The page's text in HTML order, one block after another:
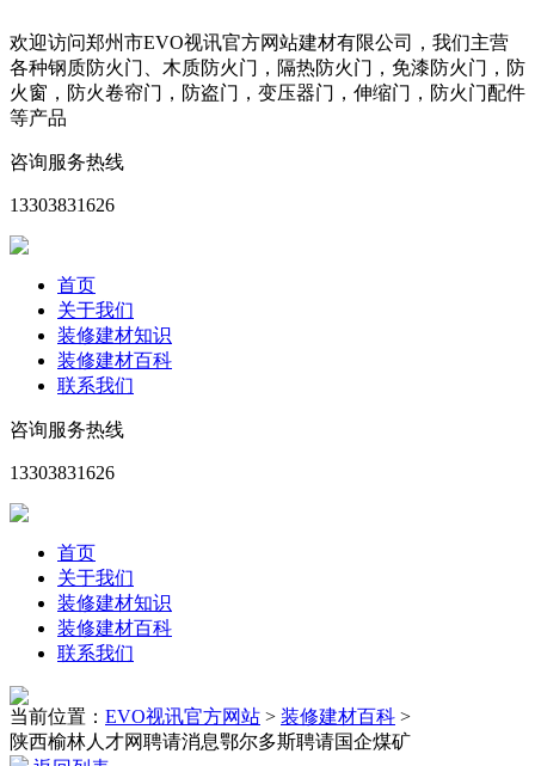
欢迎访问郑州市EVO视讯官方网站建材有限公司，我们主营
各种钢质防火门、木质防火门，隔热防火门，免漆防火门，防
火窗，防火卷帘门，防盗门，变压器门，伸缩门，防火门配件
等产品
咨询服务热线
13303831626
首页
关于我们
装修建材知识
装修建材百科
联系我们
咨询服务热线
13303831626
首页
关于我们
装修建材知识
装修建材百科
联系我们
当前位置： EVO视讯官方网站 > 装修建材百科 >
陕西榆林人才网聘请消息鄂尔多斯聘请国企煤矿